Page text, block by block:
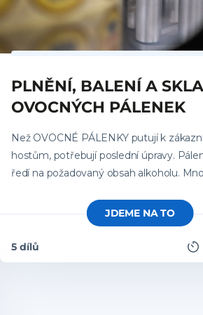
PLNĚNÍ, BALENÍ A
OVOCNÝCH PÁLENEK
Než OVOCNÉ PÁLENKY putují k
hostům, potřebují poslední úpravy.
ředí na požadovaný obsah alkoholu.
být nejen hezká, zajímavá, ale musí
povinné údaje. Každá lahve je také
Jaký úkol etiketa a kolek mají, to vše a
se dozvíte v této lekci.
JDEME NA TO
5 dílů